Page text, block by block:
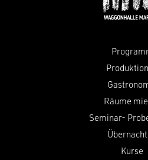
Räume
Seminar-
Kurse